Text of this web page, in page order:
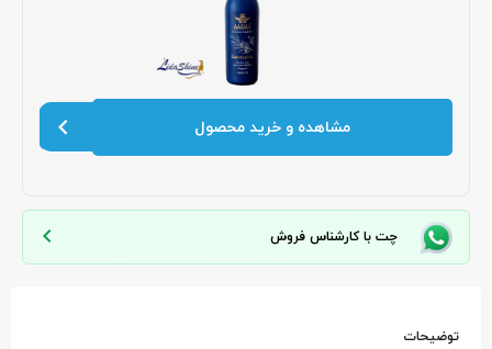
مشاهده و خرید محصول
چت با کارشناس فروش
توضیحات